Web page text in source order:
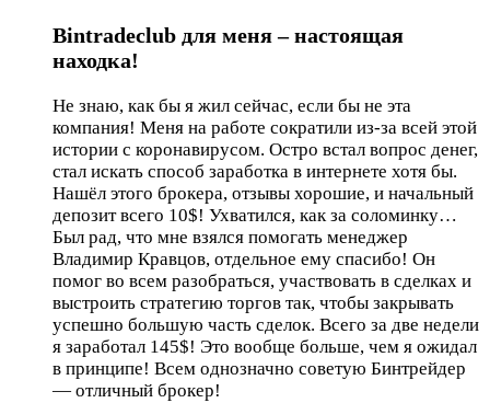
Bintradeclub для меня – настоящая
находка!
Не знаю, как бы я жил сейчас, если бы не эта
компания! Меня на работе сократили из-за всей этой
истории с коронавирусом. Остро встал вопрос денег,
стал искать способ заработка в интернете хотя бы.
Нашёл этого брокера, отзывы хорошие, и начальный
депозит всего 10$! Ухватился, как за соломинку…
Был рад, что мне взялся помогать менеджер
Владимир Кравцов, отдельное ему спасибо! Он
помог во всем разобраться, участвовать в сделках и
выстроить стратегию торгов так, чтобы закрывать
успешно большую часть сделок. Всего за две недели
я заработал 145$! Это вообще больше, чем я ожидал
в принципе! Всем однозначно советую Бинтрейдер
— отличный брокер!